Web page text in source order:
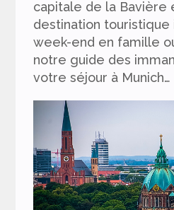
capitale de la Bavière
destination touristique
week-end en famille
notre guide des
votre séjour à Munich…